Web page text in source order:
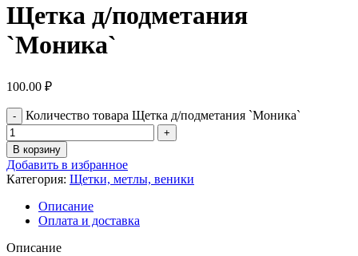
Щетка д/подметания
`Моника`
100.00 ₽
Количество товара Щетка д/подметания `Моника`
В корзину
Добавить в избранное
Категория: Щетки, метлы, веники
Описание
Оплата и доставка
Описание